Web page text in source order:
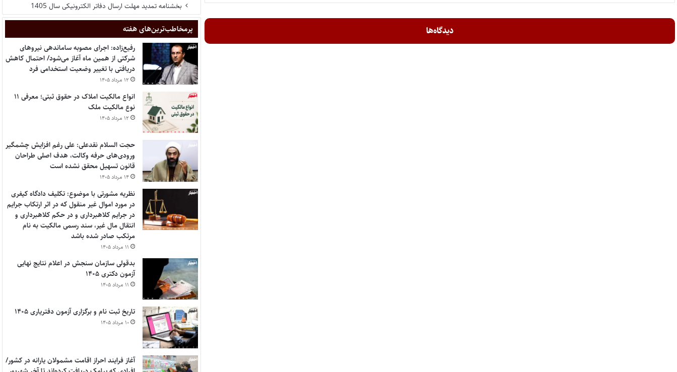
دیدگاه‌ها
بخشنامه تمدید مهلت ارسال دفاتر الکترونیکی سال 1405
پر‌مخاطب‌ترین‌های هفته
رفیع‌زاده: اجرای مصوبه ساماندهی نیروهای
شرکتی از همین ماه آغاز می‌شود/ احتمال کاهش
دریافتی با تغییر وضعیت استخدامی فرد
۱۲ مرداد ۱۴۰۵
انواع مالکیت املاک در حقوق ثبتی؛ معرفی ۱۱
نوع مالکیت ملک
۱۲ مرداد ۱۴۰۵
حجت السلام نقدعلی: علی رغم افزایش چشمگیر
ورودی‌های حرفه وکالت، هدف اصلی طراحان
قانون تسهیل محقق نشده است
۱۴ مرداد ۱۴۰۵
نظریه مشورتی با موضوع: تکلیف دادگاه کیفری
در مورد اموال غیر منقول که در اثر ارتکاب جرایم
در جرایم کلاهبرداری و در حکم کلاهبرداری و
انتقال مال غیر، سند رسمی مالکیت به نام
مرتکب صادر شده باشد
۱۱ مرداد ۱۴۰۵
بدقولی سازمان سنجش در اعلام نتایج نهایی
آزمون دکتری ۱۴۰۵
۱۱ مرداد ۱۴۰۵
تاریخ ثبت نام و برگزاری آزمون دفتریاری ۱۴۰۵
۱۰ مرداد ۱۴۰۵
آغاز فرایند احراز اقامت مشمولان یارانه در کشور/